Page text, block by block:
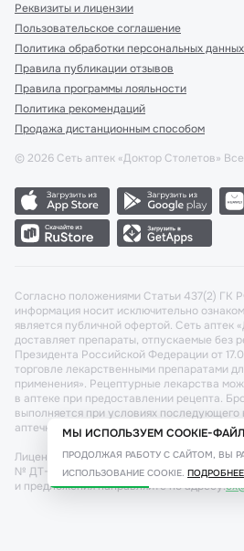
Реквизиты и лицензии
Пользовательское соглашение
Политика обработки персональных данных
Правила публикации отзывов
Правила программы лояльности
Политика рекомендаций
Продажа дистанционным способом
© 2026 Сеть аптек «Доктор Столетов»
Согласно положениями Статьи 437(2) ГК
информация носит исключительно
является публичной офертой. Сеть аптек
доставляет препараты, отпускаемые без
Президента Российской Федерации от
торговле лекарственными препаратами
применения». Рецептурные лекарства
в аптеке при предоставлении рецепта.
выполняется при условиях
аптечном пункте.
Лицензия №: ЛО-77-02-011340 от 22
№ ДТ-77-000421 от 25.10.2021 г. Вопросы
и предложения направляйте по адресу:
МЫ ИСПОЛЬЗУЕМ COOKIE-
ПРОДОЛЖАЯ РАБОТУ С САЙТОМ, ВЫ
ИСПОЛЬЗОВАНИЕ COOKIE. ПОДРОБНЕЕ